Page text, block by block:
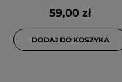
59,00 zł
DODAJ DO KOSZYKA